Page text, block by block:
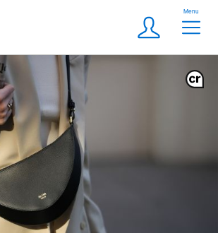
Meta
Login
Menu